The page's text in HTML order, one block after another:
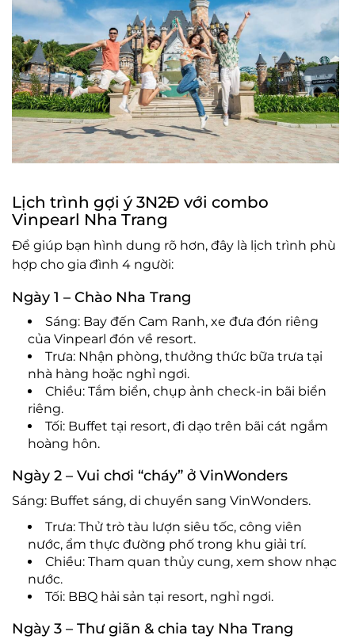
Lịch trình gợi ý 3N2Đ với combo
Vinpearl Nha Trang
Để giúp bạn hình dung rõ hơn, đây là lịch trình phù
hợp cho gia đình 4 người:
Ngày 1 – Chào Nha Trang
Sáng: Bay đến Cam Ranh, xe đưa đón riêng
của Vinpearl đón về resort.
Trưa: Nhận phòng, thưởng thức bữa trưa tại
nhà hàng hoặc nghỉ ngơi.
Chiều: Tắm biển, chụp ảnh check-in bãi biển
riêng.
Tối: Buffet tại resort, đi dạo trên bãi cát ngắm
hoàng hôn.
Ngày 2 – Vui chơi “cháy” ở VinWonders
Sáng: Buffet sáng, di chuyển sang VinWonders.
Trưa: Thử trò tàu lượn siêu tốc, công viên
nước, ẩm thực đường phố trong khu giải trí.
Chiều: Tham quan thủy cung, xem show nhạc
nước.
Tối: BBQ hải sản tại resort, nghỉ ngơi.
Ngày 3 – Thư giãn & chia tay Nha Trang